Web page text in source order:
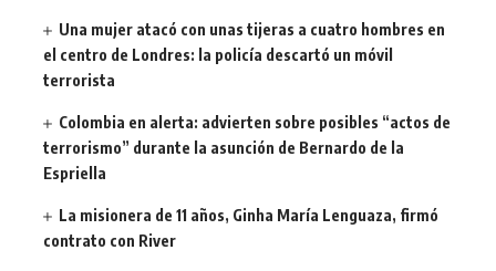
Una mujer atacó con unas tijeras a cuatro hombres en
el centro de Londres: la policía descartó un móvil
terrorista
Colombia en alerta: advierten sobre posibles “actos de
terrorismo” durante la asunción de Bernardo de la
Espriella
La misionera de 11 años, Ginha María Lenguaza, firmó
contrato con River